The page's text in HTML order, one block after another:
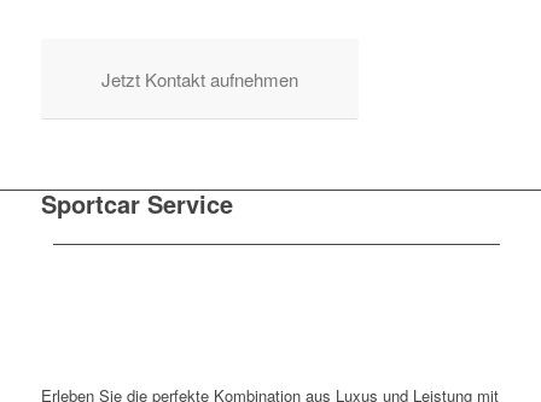
Jetzt Kontakt aufnehmen
Sportcar Service
Erleben Sie die perfekte Kombination aus Luxus und Leistung mit